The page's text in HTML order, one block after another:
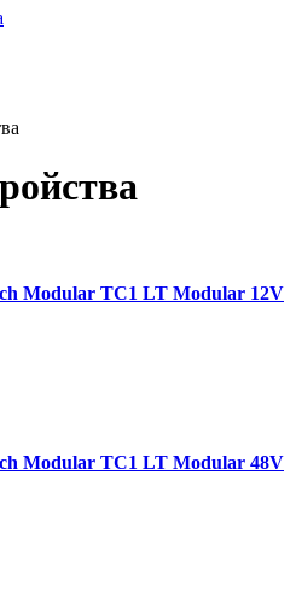
Modular TC1 LT Modular 12V
Modular TC1 LT Modular 48V